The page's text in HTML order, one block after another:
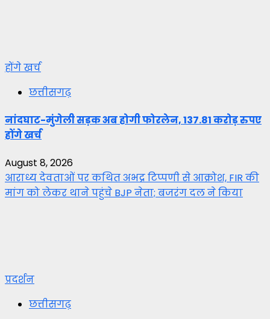
होंगे खर्च
छत्तीसगढ़
नांदघाट-मुंगेली सड़क अब होगी फोरलेन, 137.81 करोड़ रुपए
होंगे खर्च
August 8, 2026
आराध्य देवताओं पर कथित अभद्र टिप्पणी से आक्रोश, FIR की
मांग को लेकर थाने पहुंचे BJP नेता; बजरंग दल ने किया
प्रदर्शन
छत्तीसगढ़